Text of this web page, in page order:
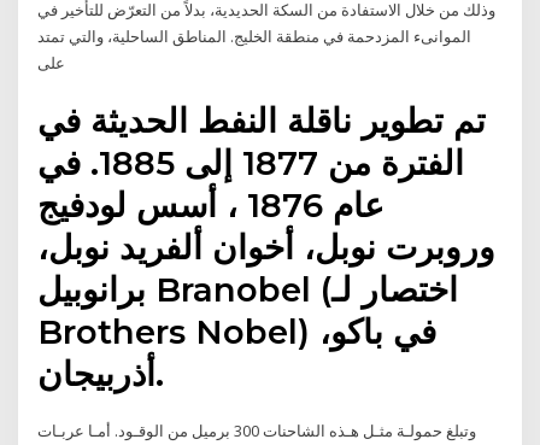
وذلك من خلال الاستفادة من السكة الحديدية، بدلاً من التعرّض للتأخير في
الموانىء المزدحمة في منطقة الخليج. المناطق الساحلية، والتي تمتد
على
تم تطوير ناقلة النفط الحديثة في
الفترة من 1877 إلى 1885. في
عام 1876 ، أسس لودفيج
وروبرت نوبل، أخوان ألفريد نوبل،
برانوبيل Branobel (اختصار لـ
Brothers Nobel) في باكو،
أذربيجان.
وتبلغ حمولـة مثـل هـذه الشاحنات 300 برميل من الوقـود. أمـا عربـات